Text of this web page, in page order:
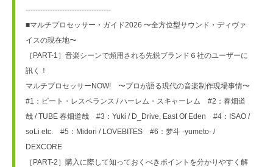
-----------------------------------
■マルチプロセッサー・ガイド2026 〜全方位型サウンド・ディヴァ
イスの現在地〜
［PART-1］音楽シーンで頻用される先鋭ブランド６社のユーザーに
訊く！
マルチプロセッサーNOW!　〜プロが語る現代の音楽制作現場事情〜
#1：ピート・レスペランス / ハーレム・スキャーレム　#2：春畑道
哉 / TUBE 春畑道哉　#3：Yuki / D_Drive, East Of Eden　#4：ISAO /
soLi etc.　#5：Midori / LOVEBITES　#6：梦斗 -yumeto- /
DEXCORE
［PART-2］購入に際して知っておくべきポイントを分かりやすく解